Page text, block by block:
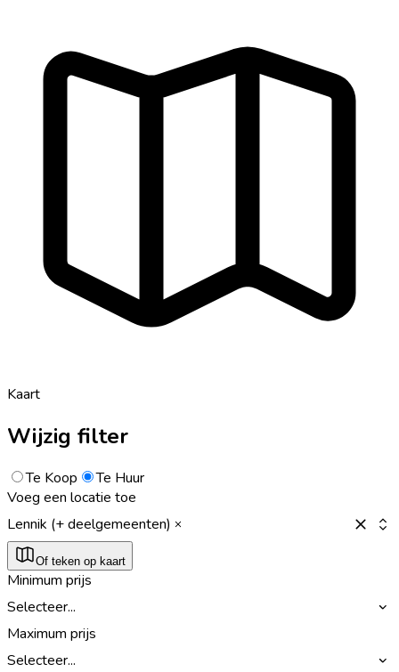
Kaart
Wijzig filter
Te Koop
Te Huur
Voeg een locatie toe
Lennik (+ deelgemeenten)
Of teken op kaart
Minimum prijs
Selecteer...
Maximum prijs
Selecteer...